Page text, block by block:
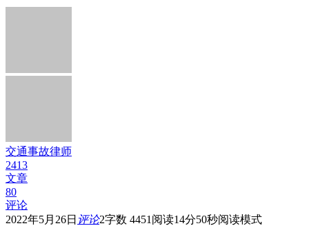
交通事故律师
2413
文章
80
评论
2022年5月26日 评论2字数 4451 阅读14分50秒阅读模式